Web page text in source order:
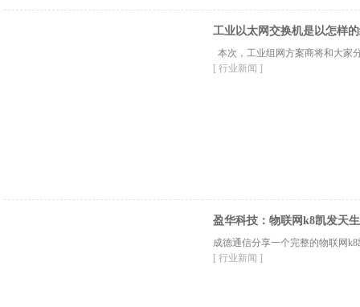
工业以太网交换机是以怎样
本次，工业组网方案商将和大家
[ 行业新闻 ]
盈华科技：物联网k8凯发天
成德通信分享一个完整的物联网
[ 行业新闻 ]